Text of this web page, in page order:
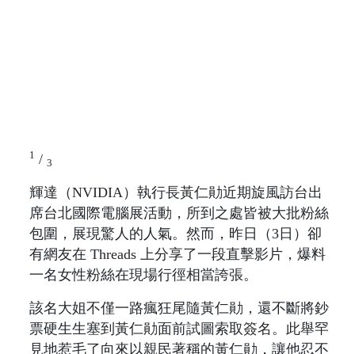
1 / 3
輝達（NVIDIA）執行長黃仁勛近期旋風訪台出
席台北國際電腦展活動，所到之處皆被大批粉絲
包圍，展現驚人的人氣。然而，昨日（3日）卻
有網友在 Threads 上分享了一段直擊影片，爆料
一名女性粉絲在現場行徑相當誇張。
該名大姐不僅一路瘋狂尾隨黃仁勛，還不斷將鈔
票硬生生塞到黃仁勛面前試圖索取簽名。此舉罕
見地惹毛了向來以親民著稱的黃仁勛，讓他忍不